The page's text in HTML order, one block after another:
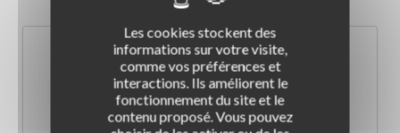
Les cookies stockent des
informations sur votre visite,
comme vos préférences et
interactions. Ils améliorent le
fonctionnement du site et le
contenu proposé. Vous pouvez